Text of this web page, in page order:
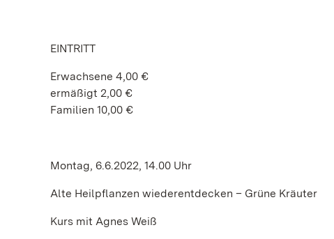
EINTRITT
Erwachsene 4,00 €
ermäßigt 2,00 €
Familien 10,00 €
Montag, 6.6.2022, 14.00 Uhr
Alte Heilpflanzen wiederentdecken – Grüne Kräuter
Kurs mit Agnes Weiß